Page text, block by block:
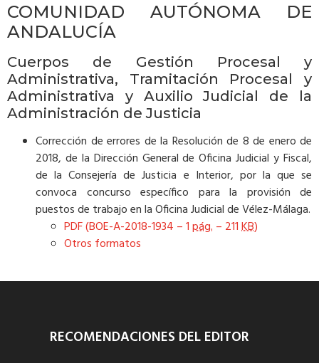
COMUNIDAD AUTÓNOMA DE
ANDALUCÍA
Cuerpos de Gestión Procesal y
Administrativa, Tramitación Procesal y
Administrativa y Auxilio Judicial de la
Administración de Justicia
Corrección de errores de la Resolución de 8 de enero de
2018, de la Dirección General de Oficina Judicial y Fiscal,
de la Consejería de Justicia e Interior, por la que se
convoca concurso específico para la provisión de
puestos de trabajo en la Oficina Judicial de Vélez-Málaga.
PDF (BOE-A-2018-1934 – 1pág. – 211KB)
Otros formatos
RECOMENDACIONES DEL EDITOR